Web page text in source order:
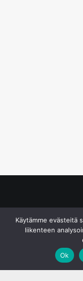
Käytämme evästeitä
liikenteen
Ok